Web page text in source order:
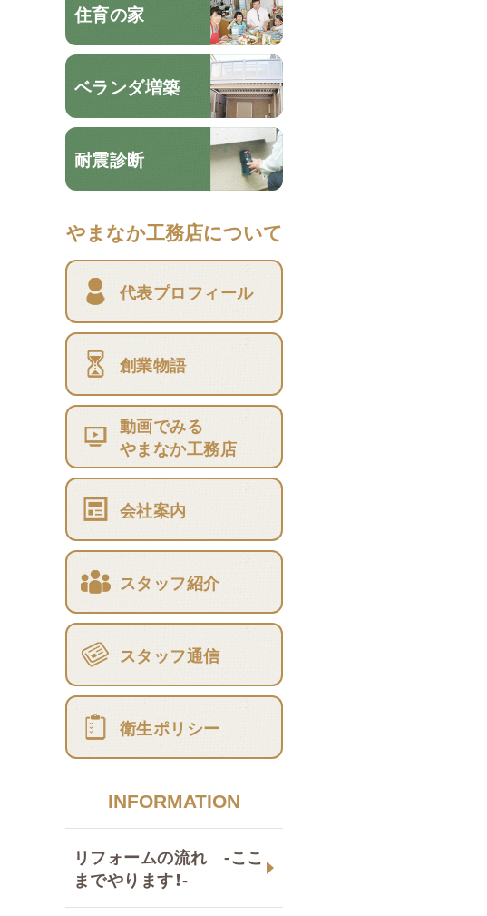
住育の家
ベランダ増築
耐震診断
やまなか工務店について
代表プロフィール
創業物語
動画でみる
やまなか工務店
会社案内
スタッフ紹介
スタッフ通信
衛生ポリシー
INFORMATION
リフォームの流れ -ここ
までやります！-